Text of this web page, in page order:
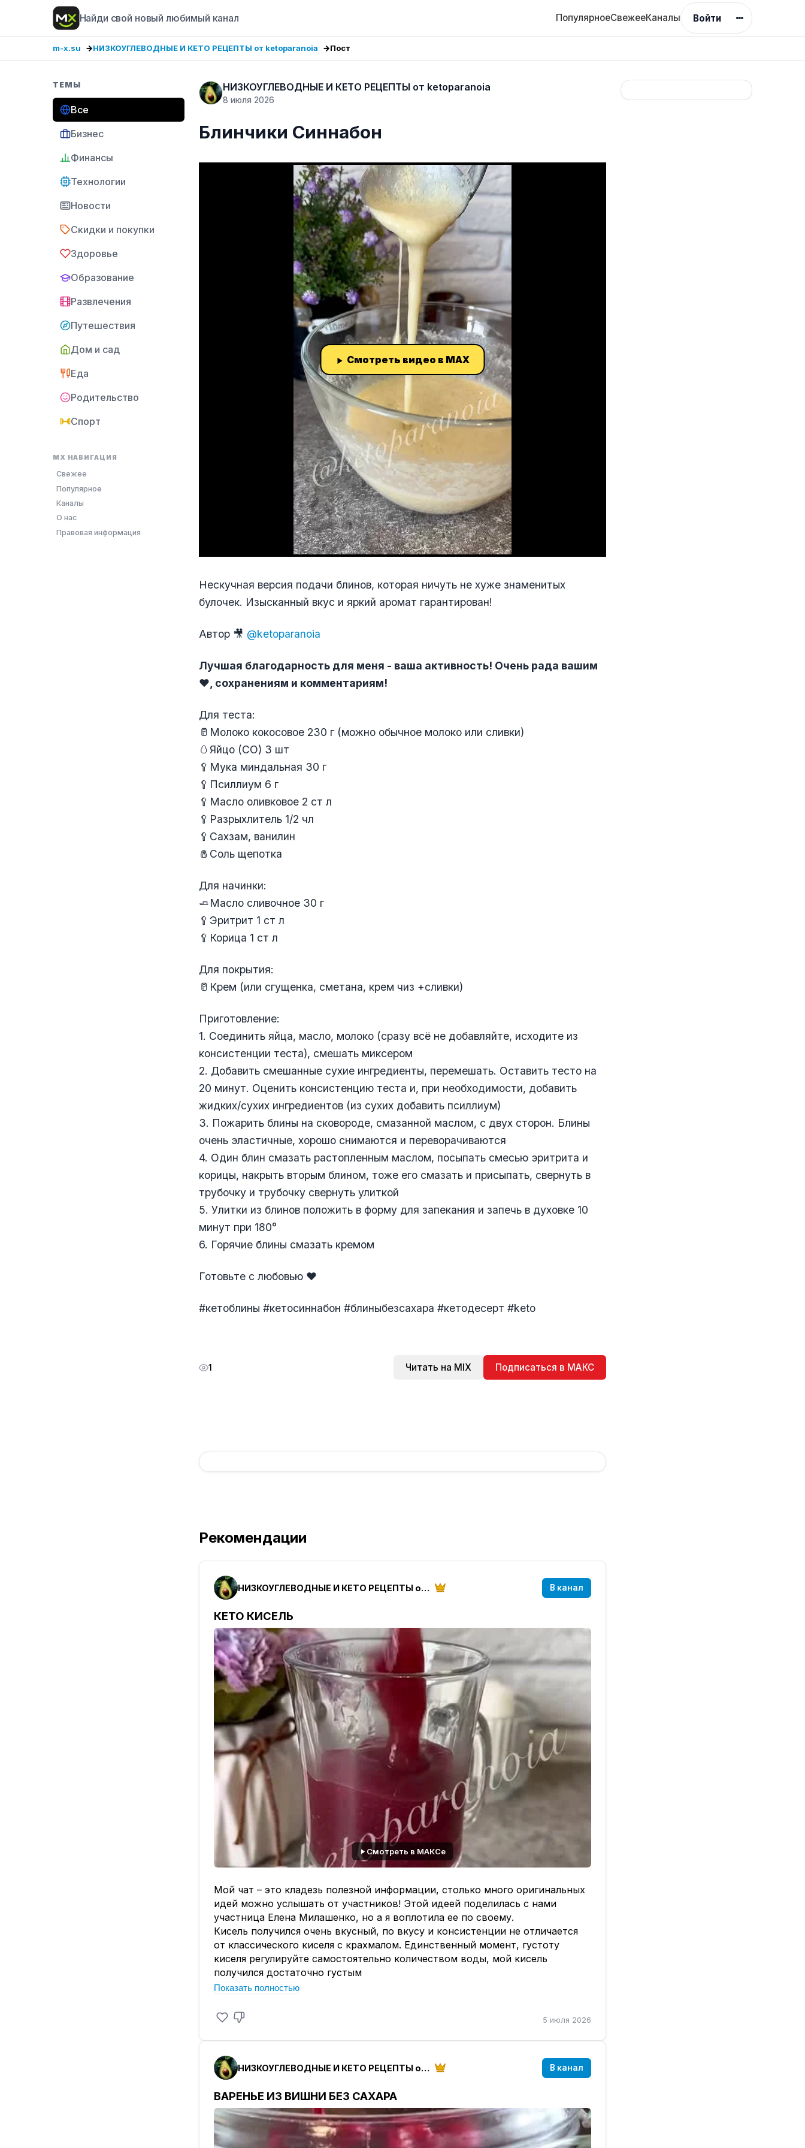
Найди свой новый любимый канал ПопулярноеСвежееКаналы Войти
m-x.su НИЗКОУГЛЕВОДНЫЕ И КЕТО РЕЦЕПТЫ от ketoparanoia Пост
ТЕМЫ
Все
Бизнес
Финансы
Технологии
Новости
Скидки и покупки
Здоровье
Образование
Развлечения
Путешествия
Дом и сад
Еда
Родительство
Спорт
MX НАВИГАЦИЯ
Свежее
Популярное
Каналы
О нас
Правовая информация
НИЗКОУГЛЕВОДНЫЕ И КЕТО РЕЦЕПТЫ от ketoparanoia
8 июля 2026
Блинчики Синнабон
Смотреть видео в MAX
Нескучная версия подачи блинов, которая ничуть не хуже знаменитых
булочек. Изысканный вкус и яркий аромат гарантирован!
Автор 🎥 @ketoparanoia
Лучшая благодарность для меня - ваша активность! Очень рада вашим
❤️ , сохранениям и комментариям!
Для теста:
🥛Молоко кокосовое 230 г (можно обычное молоко или сливки)
🥚Яйцо (СО) 3 шт
🥄Мука миндальная 30 г
🥄Псиллиум 6 г
🥄Масло оливковое 2 ст л
🥄Разрыхлитель 1/2 чл
🥄Сахзам, ванилин
🧂Соль щепотка
Для начинки:
🧈Масло сливочное 30 г
🥄Эритрит 1 ст л
🥄Корица 1 ст л
Для покрытия:
🥛Крем (или сгущенка, сметана, крем чиз +сливки)
Приготовление:
1. Соединить яйца, масло, молоко (сразу всё не добавляйте, исходите из
консистенции теста), смешать миксером
2. Добавить смешанные сухие ингредиенты, перемешать. Оставить тесто на
20 минут. Оценить консистенцию теста и, при необходимости, добавить
жидких/сухих ингредиентов (из сухих добавить псиллиум)
3. Пожарить блины на сковороде, смазанной маслом, с двух сторон. Блины
очень эластичные, хорошо снимаются и переворачиваются
4. Один блин смазать растопленным маслом, посыпать смесью эритрита и
корицы, накрыть вторым блином, тоже его смазать и присыпать, свернуть в
трубочку и трубочку свернуть улиткой
5. Улитки из блинов положить в форму для запекания и запечь в духовке 10
минут при 180°
6. Горячие блины смазать кремом
Готовьте с любовью ❤️
#кетоблины #кетосиннабон #блиныбезсахара #кетодесерт #keto
1 Читать на MIX Подписаться в МАКС
Рекомендации
НИЗКОУГЛЕВОДНЫЕ И КЕТО РЕЦЕПТЫ от ketoparanoia В канал
КЕТО КИСЕЛЬ
Смотреть в МАКСе
Мой чат – это кладезь полезной информации, столько много оригинальных
идей можно услышать от участников! Этой идеей поделилась с нами
участница Елена Милашенко, но а я воплотила ее по своему.
Кисель получился очень вкусный, по вкусу и консистенции не отличается
от классического киселя с крахмалом. Единственный момент, густоту
киселя регулируйте самостоятельно количеством воды, мой кисель
получился достаточно густым
Автор 🎥@ketoparanoia
Лучшая благодарность для меня - ваша активность! Очень вашим
сохранениям и комментариям!
Состав:
🥄Псиллиум 10г
💧Вода 700мл
🥄Сахзам
🍋Сок лимона (по желанию, у меня ягода была кислая, я не добавляла)
Или
Сок лимона использовать вместо ягод
Показать полностью
5 июля 2026
НИЗКОУГЛЕВОДНЫЕ И КЕТО РЕЦЕПТЫ от ketoparanoia В канал
ВАРЕНЬЕ ИЗ ВИШНИ БЕЗ САХАРА